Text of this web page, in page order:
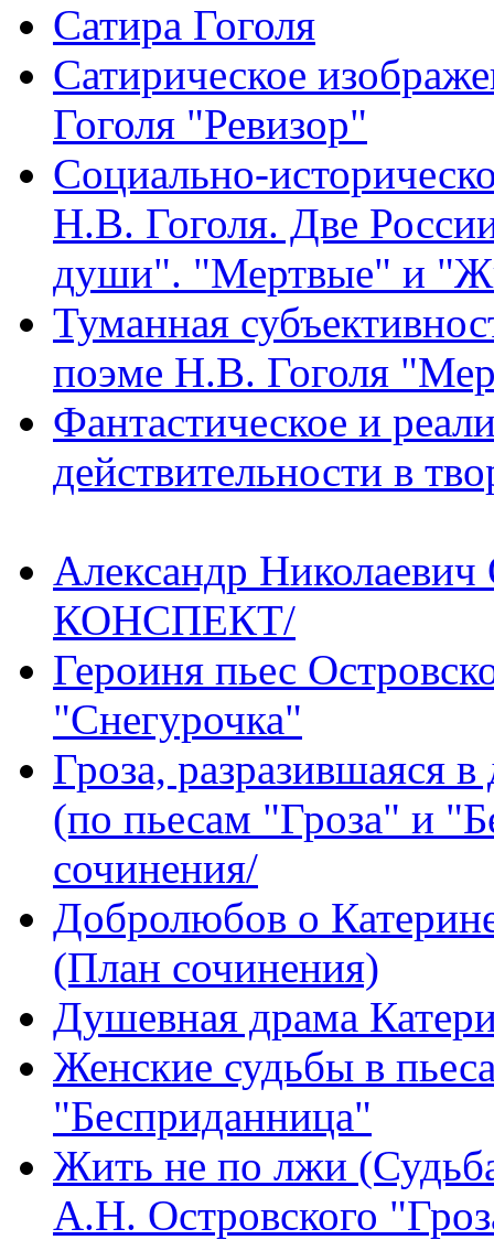
Сатира Гоголя
Сатирическое
Гоголя "Ревизор"
Социально-
Н.В. Гоголя. Две
души". "Мертвые" и
Туманная
поэме Н.В. Гоголя
Фантастическое и
действительности в
Александр
КОНСПЕКТ/
Героиня пьес
"Снегурочка"
Гроза, разразившаяся
(по пьесам "Гроза" и
сочинения/
Добролюбов о
(План сочинения)
Душевная драма
Женские судьбы в
"Бесприданница"
Жить не по лжи
А.Н. Островского